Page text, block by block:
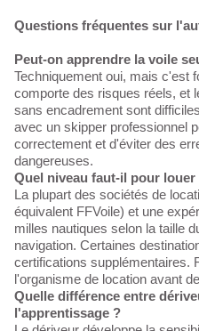
Questions fréquentes sur
Peut-on apprendre la voile
Techniquement oui, mais c'est
comporte des risques réels, et
sans encadrement sont
avec un skipper professionnel
correctement et d'éviter des
dangereuses.
Quel niveau faut-il pour
La plupart des sociétés de
équivalent FFVoile) et une
milles nautiques selon la taille
navigation. Certaines
certifications supplémentaires.
l'organisme de location avant
Quelle différence entre
l'apprentissage ?